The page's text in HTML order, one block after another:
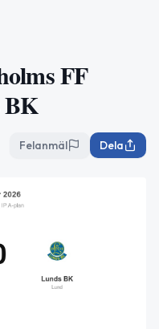
FF
BK
Felanmäl Dela